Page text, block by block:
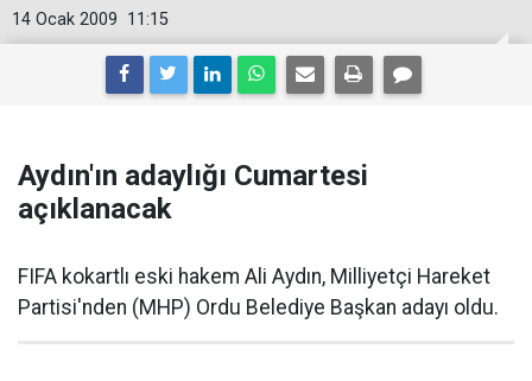
11:15
14 Ocak 2009
Aydın'ın adaylığı Cumartesi
açıklanacak
FIFA kokartlı eski hakem Ali Aydın, Milliyetçi Hareket
Partisi'nden (MHP) Ordu Belediye Başkan adayı oldu.